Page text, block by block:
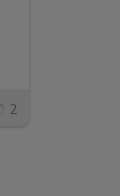
2